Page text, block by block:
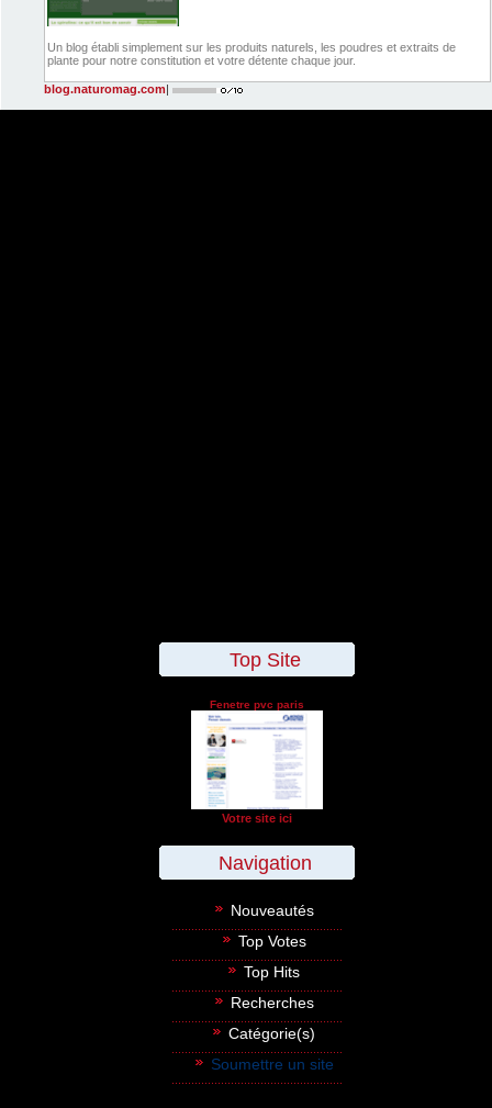
Un blog établi simplement sur les produits naturels, les poudres et extraits de
plante pour notre constitution et votre détente chaque jour.
blog.naturomag.com|
Top Site
Fenetre pvc paris
Votre site ici
Navigation
Nouveautés
Top Votes
Top Hits
Recherches
Catégorie(s)
Soumettre un site